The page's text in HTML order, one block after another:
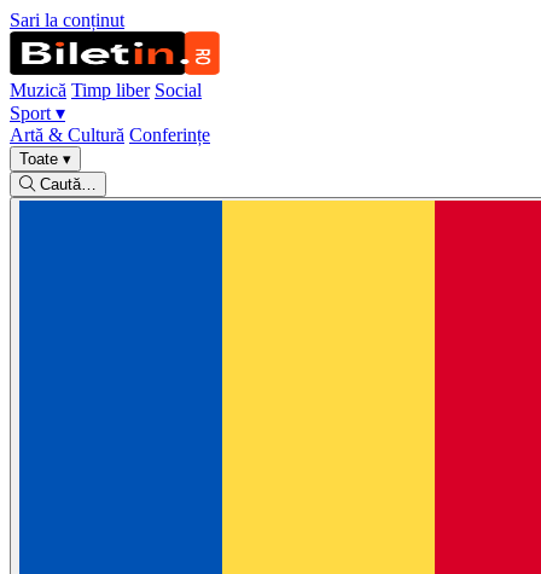
Sari la conținut
Muzică Timp liber Social
Sport ▾
Artă & Cultură Conferințe
Toate ▾
Caută…